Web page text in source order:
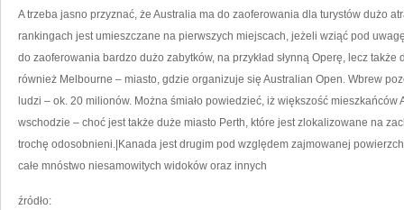
A trzeba jasno przyznać, że Australia ma do zaoferowania dla turystów dużo
rankingach jest umieszczane na pierwszych miejscach, jeżeli wziąć pod
do zaoferowania bardzo dużo zabytków, na przykład słynną Operę, lecz
również Melbourne – miasto, gdzie organizuje się Australian Open. Wbrew
ludzi – ok. 20 milionów. Można śmiało powiedzieć, iż większość
wschodzie – choć jest także duże miasto Perth, które jest zlokalizowane na
trochę odosobnieni.|Kanada jest drugim pod względem zajmowanej
całe mnóstwo niesamowitych widoków oraz innych
źródło: